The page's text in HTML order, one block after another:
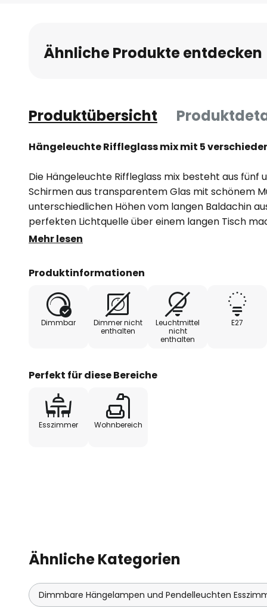
Bildgalerie
springen
Ähnliche Produkte entdecken
Produktübersicht
Hängeleuchte Riffleglass mix mit 5
Die Hängeleuchte Riffleglass mix besteht aus
Schirmen aus transparentem Glas mit schönem
unterschiedlichen Höhen vom langen Baldachin
perfekten Lichtquelle über einem langen Tisch
transparenten Schirme ringsum ab und lässt sich
Die Hängeleuchte Riffleglass mix ist somit nicht
Mehr lesen
Produktinformationen
Dimmbar
Dimmer nicht
enthalten
Leuchtmittel
nicht
enthalten
E27
Perfekt für diese Bereiche
Esszimmer Wohnbereich
Ähnliche Kategorien
Dimmbare Hängelampen und Pendelleuchten